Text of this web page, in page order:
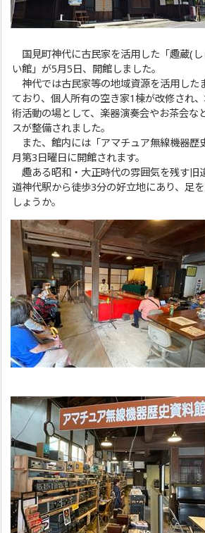
国見町神代に古民家を活用した「趣蔵(
い館」が5月5日、開館しました。
神代では古民家等の地域資源を活用した
ており、個人所有の空き家1棟が改修され
術活動の場として、楽器演奏会やお茶会な
スが整備されました。
また、館内には「アマチュア無線機器歴
月第3日曜日に開館されます。
趣ある昭和・大正時代の雰囲気を残す旧
道神代駅から徒歩3分の好立地にあり、足
しょうか。